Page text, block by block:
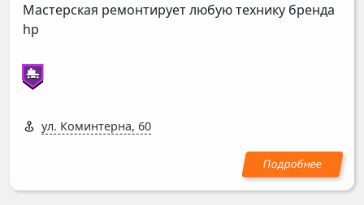
Мастерская ремонтирует любую технику бренда
hp
ул. Коминтерна, 60